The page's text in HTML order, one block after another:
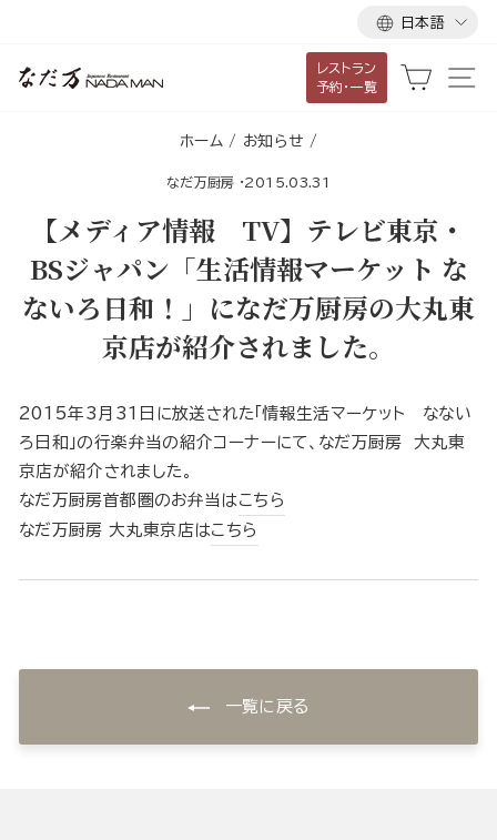
言
語
日本語
レストラン
予約・一覧
カート
ホーム / お知らせ /
なだ万厨房 ·2015.03.31
【メディア情報 TV】テレビ東京・
BSジャパン「生活情報マーケット な
ないろ日和！」になだ万厨房の大丸東
京店が紹介されました。
2015年3月31日に放送された「情報生活マーケット なない
ろ日和」の行楽弁当の紹介コーナーにて、なだ万厨房 大丸東
京店が紹介されました。
なだ万厨房首都圏のお弁当は こちら
なだ万厨房 大丸東京店はこちら
一覧に戻る